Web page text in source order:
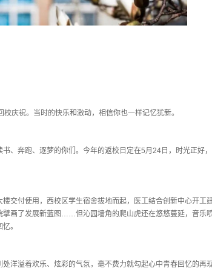
庆祝。当时的快乐和激动，相信你也一样记忆犹新。
、奔跑、逐梦的你们。今年的返校日定在5月24日，时光正好
交付使用，西校区学生宿舍拔地而起，医工结合创新中心开工
画了发展新蓝图……但沁园墙角的爬山虎还在悠悠蔓延，音乐
。
洋溢着欢乐、炫彩的气氛，毫不费力就勾起心中青春回忆的再